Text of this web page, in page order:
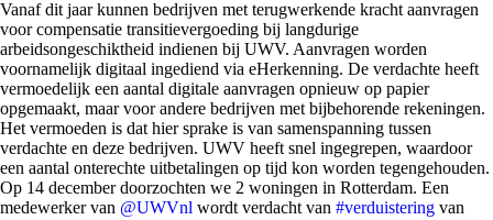
Vanaf dit jaar kunnen bedrijven met terugwerkende kracht aanvragen
voor compensatie transitievergoeding bij langdurige
arbeidsongeschiktheid indienen bij UWV. Aanvragen worden
voornamelijk digitaal ingediend via eHerkenning. De verdachte heeft
vermoedelijk een aantal digitale aanvragen opnieuw op papier
opgemaakt, maar voor andere bedrijven met bijbehorende rekeningen.
Het vermoeden is dat hier sprake is van samenspanning tussen
verdachte en deze bedrijven. UWV heeft snel ingegrepen, waardoor
een aantal onterechte uitbetalingen op tijd kon worden tegengehouden.
Op 14 december doorzochten we 2 woningen in Rotterdam. Een
medewerker van @UWVnl wordt verdacht van #verduistering van